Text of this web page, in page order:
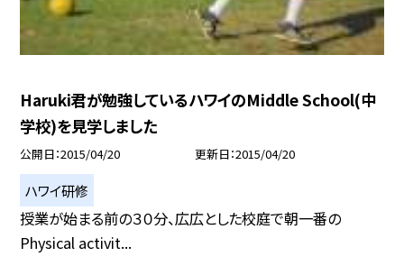
Haruki君が勉強しているハワイのMiddle School(中
学校)を見学しました
公開日 2015/04/20 更新日 2015/04/20
ハワイ研修
授業が始まる前の３０分、広広とした校庭で朝一番の
Physical activit...